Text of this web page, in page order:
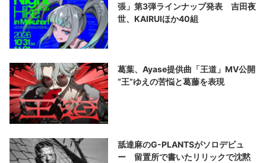
張」第3弾ラインナップ発表 吉田夜
世、KAIRUIほか40組
葛葉、Ayase提供曲「王道」MV公開
“王”ゆえの苦悩と葛藤を表現
舐達麻のG-PLANTSがソロデビュ
ー 留置所で書いたリリックで沈黙